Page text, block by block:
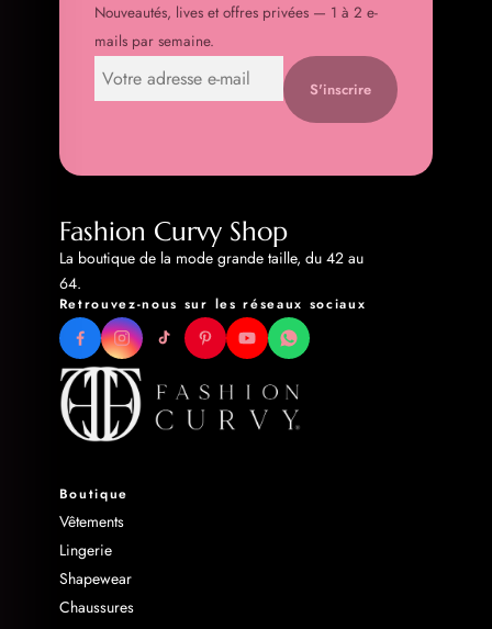
Nouveautés, lives et offres privées — 1 à 2 e-
mails par semaine.
S'inscrire
Fashion Curvy Shop
La boutique de la mode grande taille, du 42 au
64.
Retrouvez-nous sur les réseaux sociaux
Boutique
Vêtements
Lingerie
Shapewear
Chaussures